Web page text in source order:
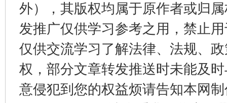
外），其版权均属于原作者或归
发推广仅供学习参考之用，禁止
仅供交流学习了解法律、法规、
权，部分文章转发推送时未能及
意侵犯到您的权益烦请告知本网
东山县通报“牛蛙产品抗生素超标问题” 法